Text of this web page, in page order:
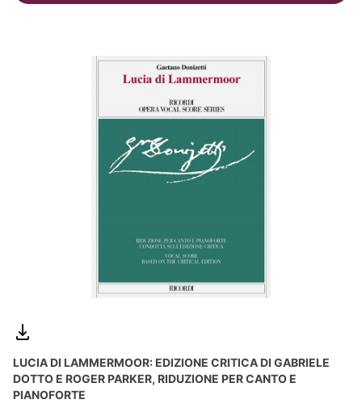
LUCIA DI LAMMERMOOR: EDIZIONE CRITICA DI GABRIELE
DOTTO E ROGER PARKER, RIDUZIONE PER CANTO E
PIANOFORTE